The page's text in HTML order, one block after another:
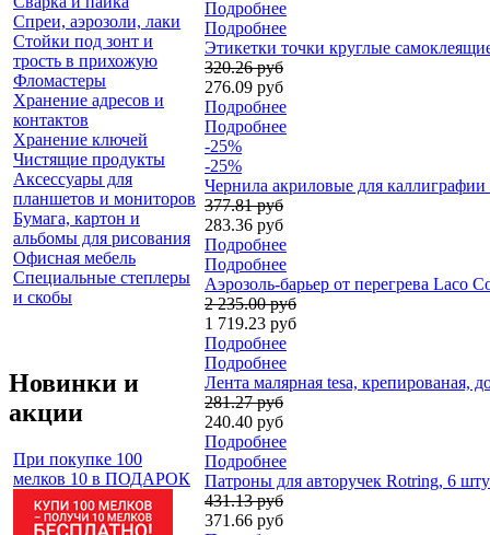
Спреи, аэрозоли, лаки
Стойки под зонт и
трость в прихожую
Фломастеры
Хранение адресов и
контактов
Хранение ключей
Чистящие продукты
Аксессуары для
планшетов и мониторов
Бумага, картон и
альбомы для рисования
Офисная мебель
Специальные степлеры
и скобы
Новинки и
акции
При покупке 100
мелков 10 в ПОДАРОК
Подробнее
Подробнее
Этикетки точки круглые
320.26 руб
276.09 руб
Подробнее
Подробнее
-25%
-25%
Чернила акриловые для
377.81 руб
283.36 руб
Подробнее
Подробнее
Аэрозоль-барьер от перегрева Laco
2 235.00 руб
1 719.23 руб
Подробнее
Подробнее
Лента малярная tesa, крепированая,
281.27 руб
240.40 руб
Подробнее
Подробнее
Патроны для авторучек Rotring, 6
431.13 руб
371.66 руб